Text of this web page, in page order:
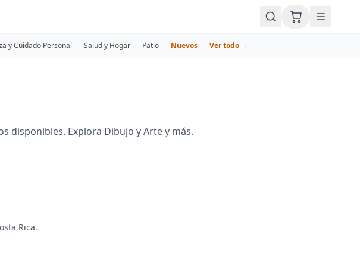
y Cuidado Personal Salud y Hogar Patio Nuevos Ver todo →
disponibles. Explora Dibujo y Arte y más.
Rica.